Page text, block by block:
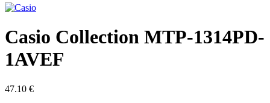
Casio Collection MTP-1314PD-
1AVEF
47.10 €